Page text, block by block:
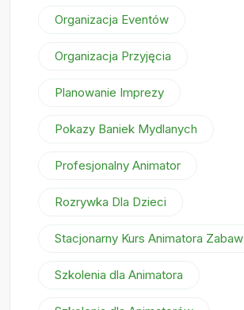
Organizacja Eventów
Organizacja Przyjęcia
Planowanie Imprezy
Pokazy Baniek Mydlanych
Profesjonalny Animator
Rozrywka Dla Dzieci
Stacjonarny Kurs Animatora Zabaw
Szkolenia dla Animatora